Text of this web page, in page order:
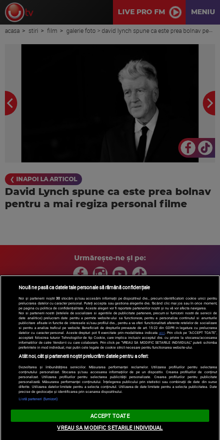
LIVE PRO FM MENIU
acasa stiri film galerie foto > david lynch spune ca este prea bolnav pentru a mai regiza personal filme
❮ INAPOI LA ARTICOL
David Lynch spune ca este prea bolnav
pentru a mai regiza personal filme
Urmărește-ne și pe:
Copyright © 2026 / DIGI ROMANIA S.A.
Arhiva
Comunicate de presă Politica de confidentialitate
Termeni
si conditii
Gestionați preferințele| Contact/Info Codul etic
Nouă ne pasă ca datele tale personale să rămână confidențiale
Noi și partenerii noștri30 stocăm și/sau accesăm informații pe dispozitivul dvs., precum identificatorii cookie unici pentru
prelucrarea datelor cu caracter personal. Puteți accepta sau gestiona alegerile dvs. făcând clic mai jos sau în orice moment,
pe pagina cu politica de confidențialitate. Aceste alegeri vor fi raportate partenerilor noștri și nu vă vor afecta navigarea.
Noi si partenerii nostri (retelele de socializare si agentiile de publicitate partenere, precum si furnizorii nostri de servicii de
date analitice) prelucram date pentru a permite website-ului sa functioneze, pentru a personaliza continutul si anunturile
publicitare afisate in functie de interesele si/sau profilul dvs., pentru a va oferi functionalitati aferente retelelor de socializare
si pentru a analiza traficul pe website. Beneficiati de drepturile prevazute de art. 15-22 din GDPR in legatura cu prelucrarea
datelor cu caracter personal. Aceste drepturi pot fi exercitate prin modalitatea indicata aici. Prin click pe “ACCEPT TOATE”,
acceptati folosirea tuturor Tehnologiilor de tip Cookie, care implica inclusiv acceptul dvs. cu privire la stocarea/accesarea
informatiilor de catre Vendor-ii cu care colaboram. Prin click pe “VREAU SA MODIFIC SETARILE INDIVIDUAL” puteti schimba
preferintele in mod individual, mai putin cele legate de cookie strict necesare pentru functionarea website-ului.
Atât noi, cât și partenerii noștri prelucrăm datele pentru a oferi:
Dezvoltarea și îmbunătățirea serviciilor. Măsurarea performanței reclamelor. Utilizarea profilurilor pentru selectarea
conținutului personalizat. Stocarea și/sau accesarea informațiilor de pe un dispozitiv. Crearea profilurilor de conținut
personalizat. Utilizarea profilurilor pentru selectarea publicității personalizate. Crearea profilurilor pentru publicitate
personalizată. Măsurarea performanței conținutului. Înțelegerea publicului prin statistici sau combinații de date din surse
diferite. Utilizarea datelor limitate pentru a selecta conținutul. Utilizarea de date limitate pentru a selecta publicitatea. Date
precise de geolocație și identificarea prin scanarea dispozitivului.
Listă parteneri (furnizori)
ACCEPT TOATE
VREAU SA MODIFIC SETARILE INDIVIDUAL